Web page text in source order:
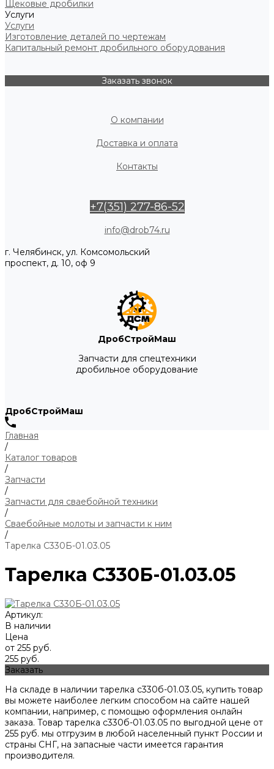
Щековые дробилки
Услуги
Услуги
Изготовление деталей по чертежам
Капитальный ремонт дробильного оборудования
Заказать звонок
О компании
Доставка и оплата
Контакты
+7(351) 277-86-52
info@drob74.ru
г. Челябинск, ул. Комсомольский
проспект, д. 10, оф 9
ДробСтройМаш
Запчасти для спецтехники
дробильное оборудование
ДробСтройМаш
Главная
/
Каталог товаров
/
Запчасти
/
Запчасти для сваебойной техники
/
Сваебойные молоты и запчасти к ним
/
Тарелка С330Б-01.03.05
Тарелка С330Б-01.03.05
Артикул:
В наличии
Цена
от 255 руб.
255 руб.
Заказать
На складе в наличии тарелка с330б-01.03.05, купить товар
вы можете наиболее легким способом на сайте нашей
компании, например, с помощью оформления онлайн
заказа. Товар тарелка с330б-01.03.05 по выгодной цене от
255 руб. мы отгрузим в любой населенный пункт России и
страны СНГ, на запасные части имеется гарантия
производителя.